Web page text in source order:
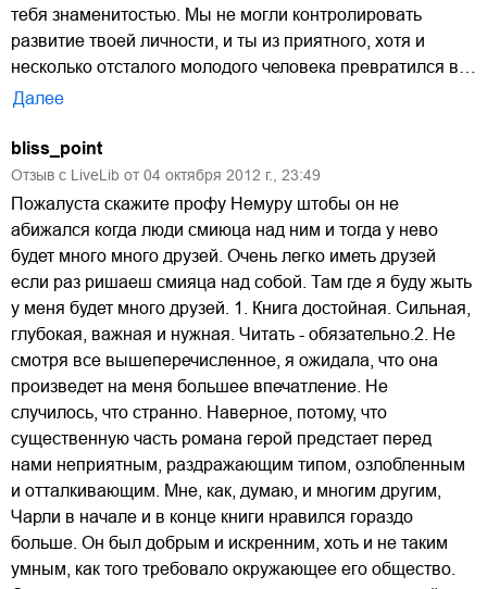
тебя знаменитостью. Мы не могли контролировать
развитие твоей личности, и ты из приятного, хотя и
несколько отсталого молодого человека превратился в…
Далее
bliss_point
Отзыв с LiveLib от 04 октября 2012 г., 23:49
Пожалуста скажите профу Немуру штобы он не
абижался когда люди смиюца над ним и тогда у нево
будет много много друзей. Очень легко иметь друзей
если раз ришаеш смияца над собой. Там где я буду жыть
у меня будет много друзей. 1. Книга достойная. Сильная,
глубокая, важная и нужная. Читать - обязательно.2. Не
смотря все вышеперечисленное, я ожидала, что она
произведет на меня большее впечатление. Не
случилось, что странно. Наверное, потому, что
существенную часть романа герой предстает перед
нами неприятным, раздражающим типом, озлобленным
и отталкивающим. Мне, как, думаю, и многим другим,
Чарли в начале и в конце книги нравился гораздо
больше. Он был добрым и искренним, хоть и не таким
умным, как того требовало окружающее его общество.